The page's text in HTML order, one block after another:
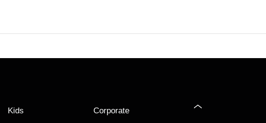
Kids Corporate